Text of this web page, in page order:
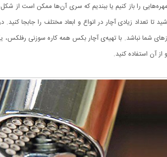
را باز کنیم یا ببندیم که سری آن‌ها ممکن است از
تعداد زیادی آچار در انواع‌ و ابعاد مختلف را جابجا
شما نباشد. با تهیه‌ی آچار بکس همه کاره سوزنی
آن استفاده کنید.